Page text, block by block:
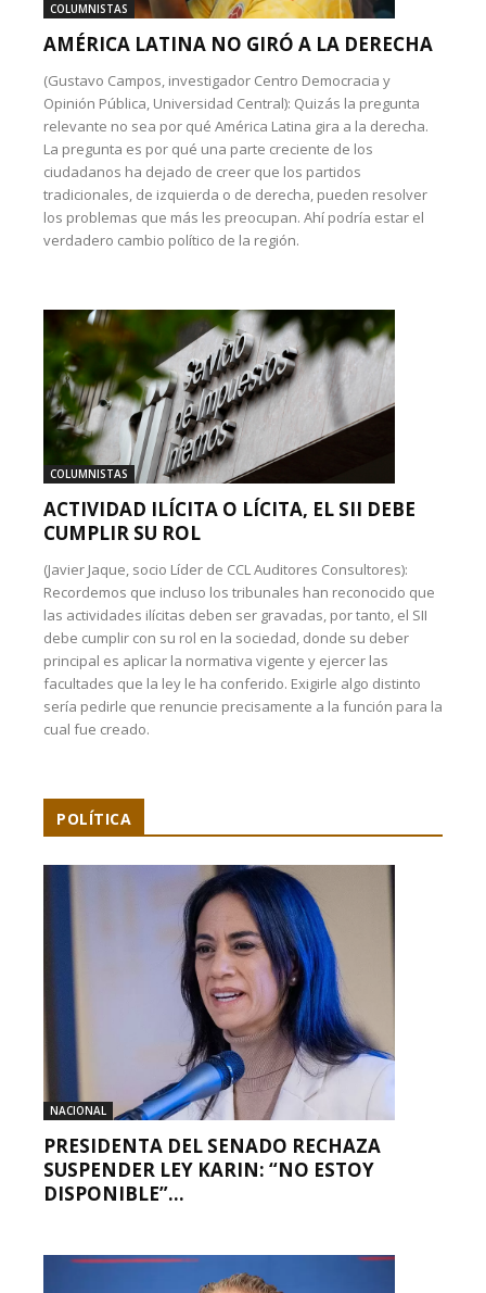
COLUMNISTAS
AMÉRICA LATINA NO GIRÓ A LA DERECHA
(Gustavo Campos, investigador Centro Democracia y
Opinión Pública, Universidad Central): Quizás la pregunta
relevante no sea por qué América Latina gira a la derecha.
La pregunta es por qué una parte creciente de los
ciudadanos ha dejado de creer que los partidos
tradicionales, de izquierda o de derecha, pueden resolver
los problemas que más les preocupan. Ahí podría estar el
verdadero cambio político de la región.
COLUMNISTAS
ACTIVIDAD ILÍCITA O LÍCITA, EL SII DEBE
CUMPLIR SU ROL
(Javier Jaque, socio Líder de CCL Auditores Consultores):
Recordemos que incluso los tribunales han reconocido que
las actividades ilícitas deben ser gravadas, por tanto, el SII
debe cumplir con su rol en la sociedad, donde su deber
principal es aplicar la normativa vigente y ejercer las
facultades que la ley le ha conferido. Exigirle algo distinto
sería pedirle que renuncie precisamente a la función para la
cual fue creado.
POLÍTICA
NACIONAL
PRESIDENTA DEL SENADO RECHAZA
SUSPENDER LEY KARIN: “NO ESTOY
DISPONIBLE”...